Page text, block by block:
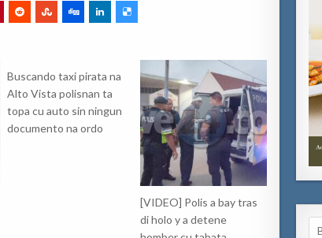
Buscando taxi pirata na
Alto Vista polisnan ta
topa cu auto sin ningun
documento na ordo
[VIDEO] Polis a bay tras
di holo y a detene